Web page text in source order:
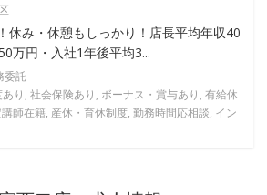
休み・休憩もしっかり！店長平均年収40
万円・入社1年後平均3...
委託
り, 社会保険あり, ボーナス・賞与あり, 有給休
師在籍, 産休・育休制度, 勤務時間応相談, イン